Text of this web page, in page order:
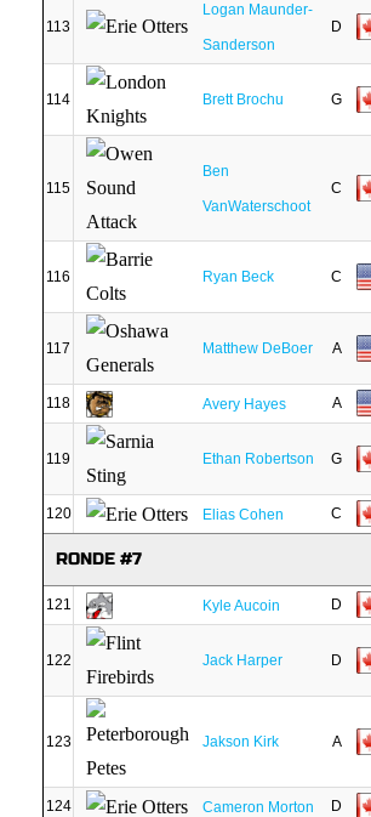
113
Logan Maunder-
Sanderson
D
114 Brett Brochu G
115
Ben
VanWaterschoot
C
116 Ryan Beck C
117 Matthew DeBoer A
118 Avery Hayes A
119 Ethan Robertson G
120 Elias Cohen C
RONDE #7
121 Kyle Aucoin D
122 Jack Harper D
123 Jakson Kirk A
124 Cameron Morton D